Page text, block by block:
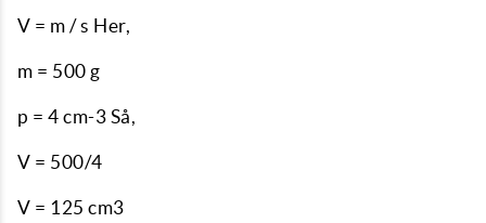
V = m / s Her,
m = 500 g
p = 4 cm-3 Så,
V = 500/4
V = 125 cm3